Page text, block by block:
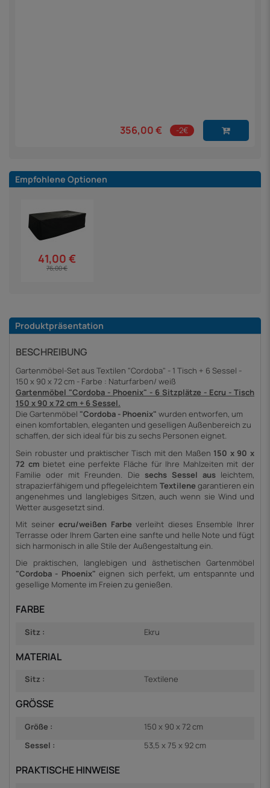
356,00 € -2€
Empfohlene Optionen
41,00 €
76,00 €
Produktpräsentation
BESCHREIBUNG
Gartenmöbel-Set aus Textilen "Cordoba" - 1 Tisch + 6 Sessel -
150 x 90 x 72 cm - Farbe : Naturfarben/ weiß
Gartenmöbel "Cordoba - Phoenix" - 6 Sitzplätze - Ecru - Tisch
150 x 90 x 72 cm + 6 Sessel.
Die Gartenmöbel "Cordoba - Phoenix" wurden entworfen, um
einen komfortablen, eleganten und geselligen Außenbereich zu
schaffen, der sich ideal für bis zu sechs Personen eignet.
Sein robuster und praktischer Tisch mit den Maßen 150 x 90 x
72 cm bietet eine perfekte Fläche für Ihre Mahlzeiten mit der
Familie oder mit Freunden. Die sechs Sessel ausleichtem,
strapazierfähigem und pflegeleichtem Textilene garantieren ein
angenehmes und langlebiges Sitzen, auch wenn sie Wind und
Wetter ausgesetzt sind.
Mit seinerecru/weißen Farbe verleiht dieses Ensemble Ihrer
Terrasse oder Ihrem Garten eine sanfte und helle Note und fügt
sich harmonisch in alle Stile der Außengestaltung ein.
Die praktischen, langlebigen und ästhetischen Gartenmöbel
"Cordoba - Phoenix" eignen sich perfekt, um entspannte und
gesellige Momente im Freien zu genießen.
FARBE
Sitz : Ekru
MATERIAL
Sitz : Textilene
GRÖSSE
Größe :
150 x 90 x 72 cm
Sessel :
53,5 x 75 x 92 cm
PRAKTISCHE HINWEISE